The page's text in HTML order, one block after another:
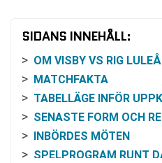
SIDANS INNEHÅLL:
OM VISBY VS RIG
MATCHFAKTA
TABELLÄGE INFÖR
SENASTE FORM OCH
INBÖRDES MÖTEN
SPELPROGRAM RUNT